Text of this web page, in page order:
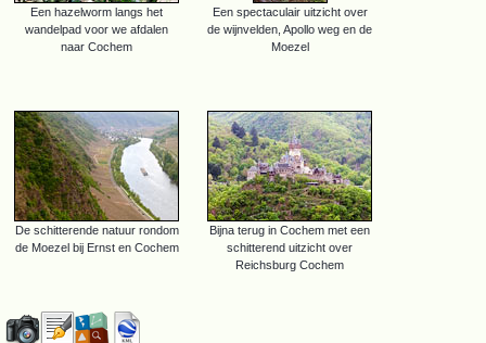
Een hazelworm langs het
wandelpad voor we afdalen
naar Cochem
Een spectaculair uitzicht over
de wijnvelden, Apollo weg en de
Moezel
De schitterende natuur rondom
de Moezel bij Ernst en Cochem
Bijna terug in Cochem met een
schitterend uitzicht over
Reichsburg Cochem